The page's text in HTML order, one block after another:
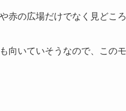
赤の広場だけでなく見どこ
向いていそうなので、この